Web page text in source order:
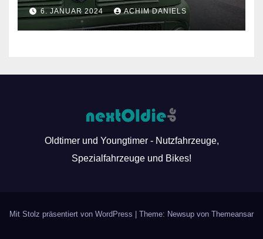
6. JANUAR 2024 ACHIM DANIELS
Oldtimer und Youngtimer - Nutzfahrzeuge,
Spezialfahrzeuge und Bikes!
Mit Stolz präsentiert von WordPress Theme: Newsup von Themeansar